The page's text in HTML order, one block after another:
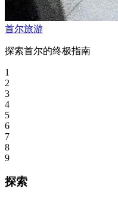
首尔旅游
探索首尔的终极指南
1
2
3
4
5
6
7
8
9
探索